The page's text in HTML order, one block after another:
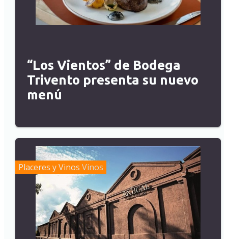
“Los Vientos” de Bodega
Trivento presenta su nuevo
menú
Placeres y Vinos Vinos